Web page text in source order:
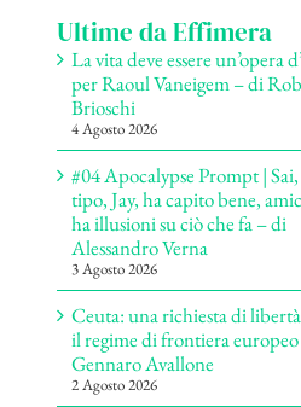
Ultime da Effimera
La vita deve essere un’opera
per Raoul Vaneigem – di
Brioschi
4 Agosto 2026
#04 Apocalypse Prompt |
tipo, Jay, ha capito bene,
ha illusioni su ciò che fa – di
Alessandro Verna
3 Agosto 2026
Ceuta: una richiesta di
il regime di frontiera
Gennaro Avallone
2 Agosto 2026